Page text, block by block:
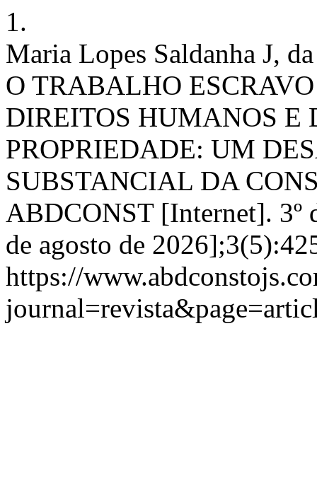
1.
Maria Lopes Saldanha J,
O TRABALHO
DIREITOS HUMANOS E
PROPRIEDADE: UM
SUBSTANCIAL DA
ABDCONST [Internet]. 3º
de agosto de
https://